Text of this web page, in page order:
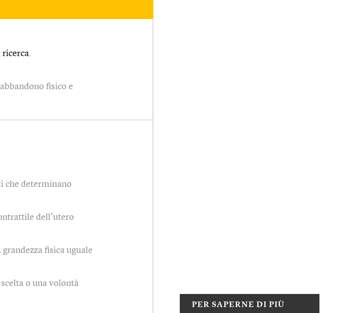
PER SAPERNE DI PIÙ
fisico e
che determinano
dell'utero
fisica uguale
o una volontà